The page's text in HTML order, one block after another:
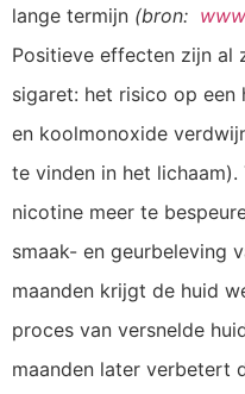
lange termijn (bron:
Positieve effecten zijn al
sigaret: het risico op
en koolmonoxide
te vinden in het
nicotine meer te
smaak- en geurbeleving
maanden krijgt de huid
proces van versnelde
maanden later verbetert